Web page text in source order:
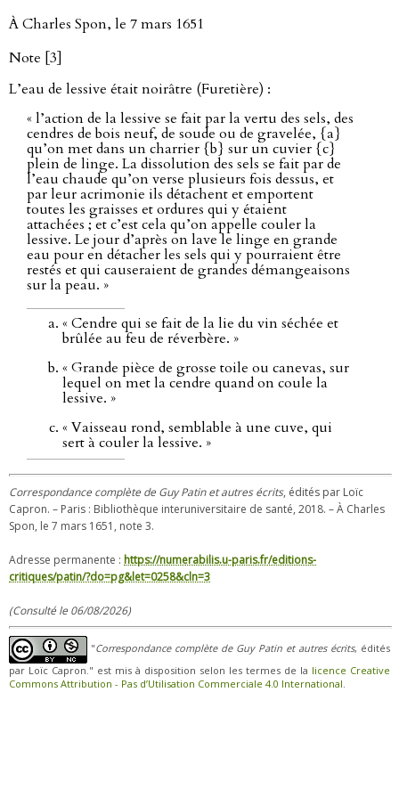
À Charles Spon, le 7 mars 1651
Note [3]
L’eau de lessive était noirâtre (Furetière) :
« l’action de la lessive se fait par la vertu des sels, des
cendres de bois neuf, de soude ou de gravelée, {a}
qu’on met dans un charrier {b} sur un cuvier {c}
plein de linge. La dissolution des sels se fait par de
l’eau chaude qu’on verse plusieurs fois dessus, et
par leur acrimonie ils détachent et emportent
toutes les graisses et ordures qui y étaient
attachées ; et c’est cela qu’on appelle couler la
lessive. Le jour d’après on lave le linge en grande
eau pour en détacher les sels qui y pourraient être
restés et qui causeraient de grandes démangeaisons
sur la peau. »
« Cendre qui se fait de la lie du vin séchée et
brûlée au feu de réverbère. »
« Grande pièce de grosse toile ou canevas, sur
lequel on met la cendre quand on coule la
lessive. »
« Vaisseau rond, semblable à une cuve, qui
sert à couler la lessive. »
Correspondance complète de Guy Patin et autres écrits, édités par Loïc
Capron. – Paris : Bibliothèque interuniversitaire de santé, 2018. – À Charles
Spon, le 7 mars 1651, note 3.
Adresse permanente : https://numerabilis.u-paris.fr/editions-
critiques/patin/?do=pg&let=0258&cln=3
(Consulté le 06/08/2026)
"Correspondance complète de Guy Patin et autres écrits, édités
par Loïc Capron." est mis à disposition selon les termes de la licence Creative
Commons Attribution - Pas d’Utilisation Commerciale 4.0 International.